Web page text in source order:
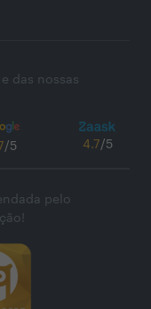
das nossas
/5 4.7/5
pelo